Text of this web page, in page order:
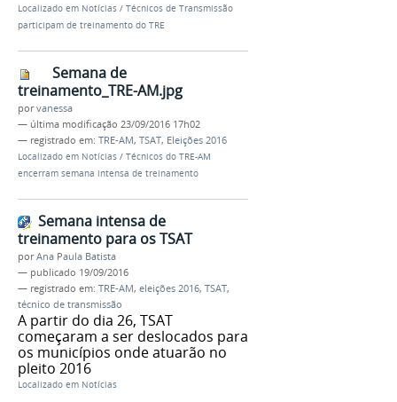
Localizado em Notícias / Técnicos de Transmissão
participam de treinamento do TRE
Semana de
treinamento_TRE-AM.jpg
porvanessa
— última modificação 23/09/2016 17h02
— registrado em: TRE-AM, TSAT, Eleições 2016
Localizado em Notícias / Técnicos do TRE-AM
encerram semana intensa de treinamento
Semana intensa de
treinamento para os TSAT
porAna Paula Batista
— publicado 19/09/2016
— registrado em: TRE-AM, eleições 2016, TSAT,
técnico de transmissão
A partir do dia 26, TSAT
começaram a ser deslocados para
os municípios onde atuarão no
pleito 2016
Localizado em Notícias